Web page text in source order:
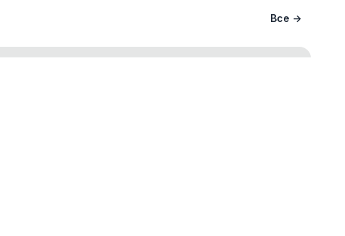
Все →